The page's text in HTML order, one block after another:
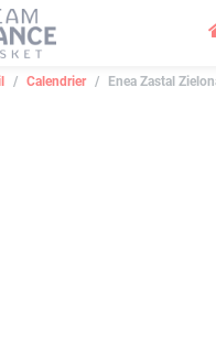
Calendrier Enea Zastal
des cookies